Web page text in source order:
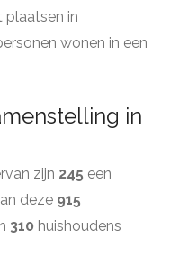
plaatsen in
wonen in een
in
zijn 245 een
deze 915
310 huishoudens